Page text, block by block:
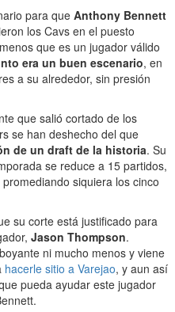
para que Anthony Bennett
los Cavs en el puesto
que es un jugador válido
era un buen escenario, en
a su alrededor, sin presión
que salió cortado de los
se han deshecho del que
de un draft de la historia. Su
se reduce a 15 partidos,
promediando siquiera los cinco
su corte está justificado para
Jason Thompson.
ni mucho menos y viene
hacerle sitio a Varejao, y aun así
pueda ayudar este jugador